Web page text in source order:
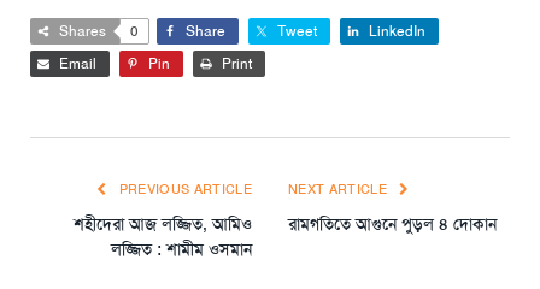
Shares 0 Share Tweet
LinkedIn
Email
Pin Print
PREVIOUS ARTICLE
শহীদেরা আজ লজ্জিত, আমিও
লজ্জিত : শামীম ওসমান
NEXT ARTICLE
রামগতিতে আগুনে পুড়ল ৪ দোকান